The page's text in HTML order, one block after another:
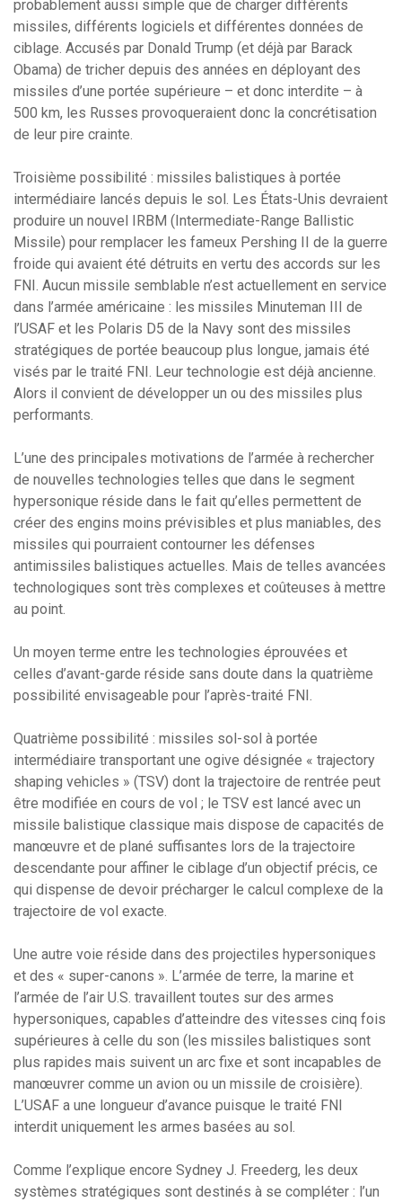
probablement aussi simple que de charger différents
missiles, différents logiciels et différentes données de
ciblage. Accusés par Donald Trump (et déjà par Barack
Obama) de tricher depuis des années en déployant des
missiles d’une portée supérieure – et donc interdite – à
500 km, les Russes provoqueraient donc la concrétisation
de leur pire crainte.
Troisième possibilité : missiles balistiques à portée
intermédiaire lancés depuis le sol. Les États-Unis devraient
produire un nouvel IRBM (Intermediate-Range Ballistic
Missile) pour remplacer les fameux Pershing II de la guerre
froide qui avaient été détruits en vertu des accords sur les
FNI. Aucun missile semblable n’est actuellement en service
dans l’armée américaine : les missiles Minuteman III de
l’USAF et les Polaris D5 de la Navy sont des missiles
stratégiques de portée beaucoup plus longue, jamais été
visés par le traité FNI. Leur technologie est déjà ancienne.
Alors il convient de développer un ou des missiles plus
performants.
L’une des principales motivations de l’armée à rechercher
de nouvelles technologies telles que dans le segment
hypersonique réside dans le fait qu’elles permettent de
créer des engins moins prévisibles et plus maniables, des
missiles qui pourraient contourner les défenses
antimissiles balistiques actuelles. Mais de telles avancées
technologiques sont très complexes et coûteuses à mettre
au point.
Un moyen terme entre les technologies éprouvées et
celles d’avant-garde réside sans doute dans la quatrième
possibilité envisageable pour l’après-traité FNI.
Quatrième possibilité : missiles sol-sol à portée
intermédiaire transportant une ogive désignée « trajectory
shaping vehicles » (TSV) dont la trajectoire de rentrée peut
être modifiée en cours de vol ; le TSV est lancé avec un
missile balistique classique mais dispose de capacités de
manœuvre et de plané suffisantes lors de la trajectoire
descendante pour affiner le ciblage d’un objectif précis, ce
qui dispense de devoir précharger le calcul complexe de la
trajectoire de vol exacte.
Une autre voie réside dans des projectiles hypersoniques
et des « super-canons ». L’armée de terre, la marine et
l’armée de l’air U.S. travaillent toutes sur des armes
hypersoniques, capables d’atteindre des vitesses cinq fois
supérieures à celle du son (les missiles balistiques sont
plus rapides mais suivent un arc fixe et sont incapables de
manœuvrer comme un avion ou un missile de croisière).
L’USAF a une longueur d’avance puisque le traité FNI
interdit uniquement les armes basées au sol.
Comme l’explique encore Sydney J. Freederg, les deux
systèmes stratégiques sont destinés à se compléter : l’un